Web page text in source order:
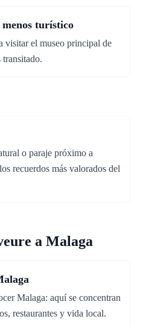
turístico
visitar el museo principal de
o paraje próximo a
recuerdos más valorados del
a Malaga
Malaga: aquí se concentran
restaurantes y vida local.